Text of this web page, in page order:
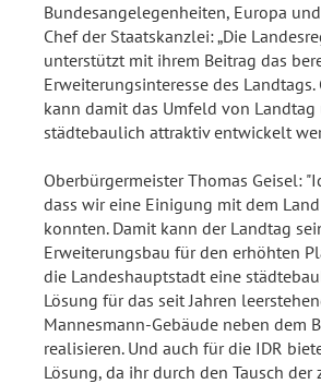
Bundesangelegenheiten, Europa
Chef der Staatskanzlei: „Die
unterstützt mit ihrem Beitrag das
Erweiterungsinteresse des Landtags.
kann damit das Umfeld von
städtebaulich attraktiv entwickelt
Oberbürgermeister Thomas Geisel:
dass wir eine Einigung mit dem
konnten. Damit kann der Landtag
Erweiterungsbau für den erhöhten
die Landeshauptstadt eine
Lösung für das seit Jahren
Mannesmann-Gebäude neben dem
realisieren. Und auch für die IDR
Lösung, da ihr durch den Tausch der